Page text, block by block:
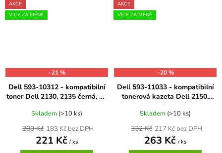
AKCE
VÍCE ZA MÉNĚ
–21 %
Dell 593-10312 - kompatibilní
toner Dell 2130, 2135 černá, XL
Skladem (>10 ks)
183 Kč bez DPH
221 Kč / ks
280 Kč
AKCE
VÍCE ZA MÉNĚ
–20 %
Dell 593-11033 - kompatibilní
tonerová kazeta Dell 2150,
2155 červená
Skladem (>10 ks)
217 Kč bez DPH
263 Kč / ks
332 Kč